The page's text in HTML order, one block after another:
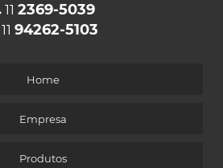
11 2369-5039
11 94262-5103
Home
Empresa
Produtos